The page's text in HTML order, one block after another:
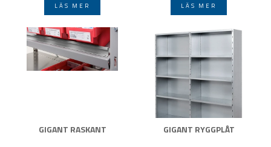
LÄS MER LÄS MER
GIGANT RASKANT GIGANT RYGGPLÅT